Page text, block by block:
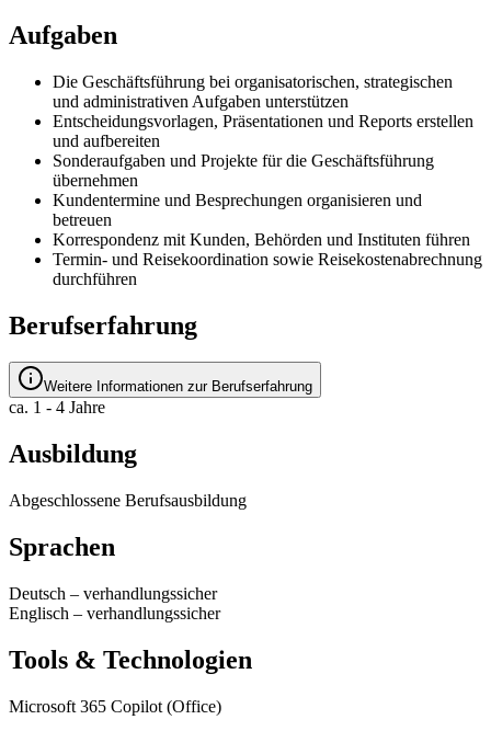
Aufgaben
Die Geschäftsführung bei organisatorischen, strategischen
und administrativen Aufgaben unterstützen
Entscheidungsvorlagen, Präsentationen und Reports erstellen
und aufbereiten
Sonderaufgaben und Projekte für die Geschäftsführung
übernehmen
Kundentermine und Besprechungen organisieren und
betreuen
Korrespondenz mit Kunden, Behörden und Instituten führen
Termin- und Reisekoordination sowie Reisekostenabrechnung
durchführen
Berufserfahrung
Weitere Informationen zur Berufserfahrung
ca. 1 - 4 Jahre
Ausbildung
Abgeschlossene Berufsausbildung
Sprachen
Deutsch – verhandlungssicher
Englisch – verhandlungssicher
Tools & Technologien
Microsoft 365 Copilot (Office)